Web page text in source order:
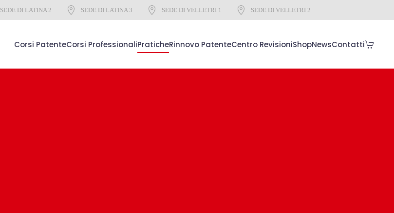
SEDE DI LATINA 2 SEDE DI LATINA 3 SEDE DI VELLETRI 1 SEDE DI VELLETRI 2
Corsi PatenteCorsi ProfessionaliPraticheRinnovo PatenteCentro RevisioniShopNewsContatti